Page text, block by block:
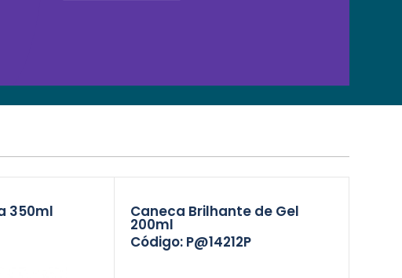
350ml
Caneca Brilhante de Gel
200ml
Código: P@14212P